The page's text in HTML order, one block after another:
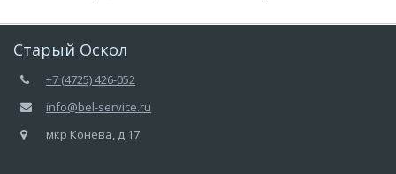
Старый Оскол
+7 (4725) 426-052
info@bel-service.ru
мкр Конева, д.17